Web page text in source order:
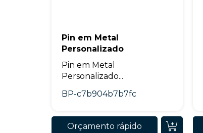
Pin em Metal
Personalizado
Pin em Metal
Personalizado...
BP-c7b904b7b7fc
Orçamento rápido